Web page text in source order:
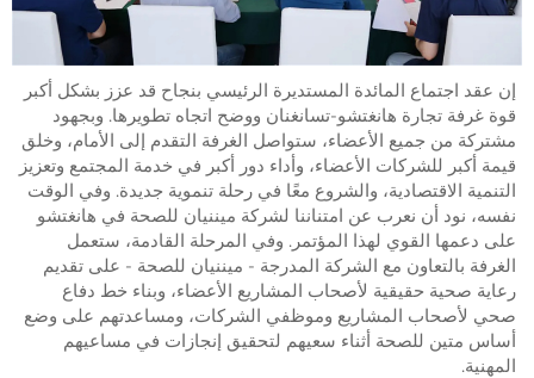
إن عقد اجتماع المائدة المستديرة الرئيسي بنجاح قد عزز بشكل أكبر
قوة غرفة تجارة هانغتشو-تسانغنان ووضح اتجاه تطويرها. وبجهود
مشتركة من جميع الأعضاء، ستواصل الغرفة التقدم إلى الأمام، وخلق
قيمة أكبر للشركات الأعضاء، وأداء دور أكبر في خدمة المجتمع وتعزيز
التنمية الاقتصادية، والشروع معًا في رحلة تنموية جديدة. وفي الوقت
نفسه، نود أن نعرب عن امتناننا لشركة ميننيان للصحة في هانغتشو
على دعمها القوي لهذا المؤتمر. وفي المرحلة القادمة، ستعمل
الغرفة بالتعاون مع الشركة المدرجة - ميننيان للصحة - على تقديم
رعاية صحية حقيقية لأصحاب المشاريع الأعضاء، وبناء خط دفاع
صحي لأصحاب المشاريع وموظفي الشركات، ومساعدتهم على وضع
أساس متين للصحة أثناء سعيهم لتحقيق إنجازات في مساعيهم
المهنية.